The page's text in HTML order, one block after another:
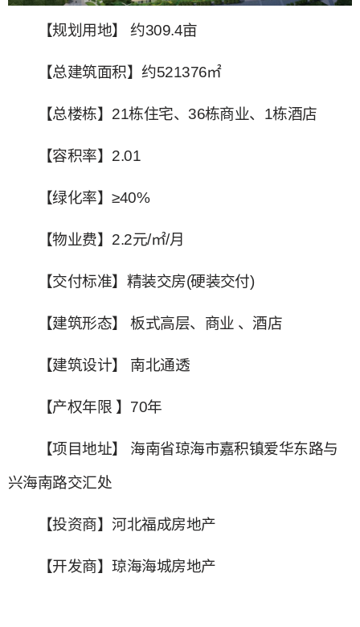
【规划用地】 约309.4亩
【总建筑面积】约521376㎡
【总楼栋】21栋住宅、36栋商业、1栋酒店
【容积率】2.01
【绿化率】≥40%
【物业费】2.2元/㎡/月
【交付标准】精装交房(硬装交付)
【建筑形态】 板式高层、商业 、酒店
【建筑设计】 南北通透
【产权年限 】70年
【项目地址】 海南省琼海市嘉积镇爱华东路与
兴海南路交汇处
【投资商】河北福成房地产
【开发商】琼海海城房地产